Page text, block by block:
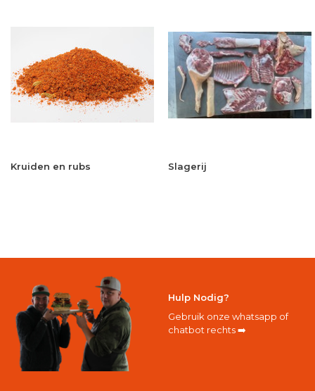
Kruiden en rubs Slagerij
Hulp Nodig?
Gebruik onze whatsapp of
chatbot rechts ➡️